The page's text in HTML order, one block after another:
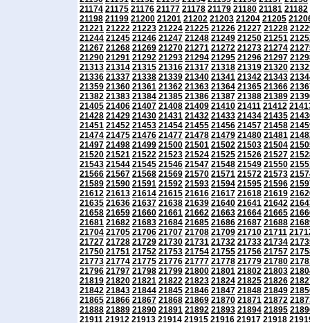
21174 21175 21176 21177 21178 21179 21180 21181 21182
21198 21199 21200 21201 21202 21203 21204 21205
21221 21222 21223 21224 21225 21226 21227 21228
21244 21245 21246 21247 21248 21249 21250 21251
21267 21268 21269 21270 21271 21272 21273 21274
21290 21291 21292 21293 21294 21295 21296 21297
21313 21314 21315 21316 21317 21318 21319 21320
21336 21337 21338 21339 21340 21341 21342 21343
21359 21360 21361 21362 21363 21364 21365 21366
21382 21383 21384 21385 21386 21387 21388 21389
21405 21406 21407 21408 21409 21410 21411 21412
21428 21429 21430 21431 21432 21433 21434 21435
21451 21452 21453 21454 21455 21456 21457 21458
21474 21475 21476 21477 21478 21479 21480 21481
21497 21498 21499 21500 21501 21502 21503 21504
21520 21521 21522 21523 21524 21525 21526 21527
21543 21544 21545 21546 21547 21548 21549 21550
21566 21567 21568 21569 21570 21571 21572 21573
21589 21590 21591 21592 21593 21594 21595 21596
21612 21613 21614 21615 21616 21617 21618 21619
21635 21636 21637 21638 21639 21640 21641 21642
21658 21659 21660 21661 21662 21663 21664 21665
21681 21682 21683 21684 21685 21686 21687 21688
21704 21705 21706 21707 21708 21709 21710 21711
21727 21728 21729 21730 21731 21732 21733 21734
21750 21751 21752 21753 21754 21755 21756 21757
21773 21774 21775 21776 21777 21778 21779 21780
21796 21797 21798 21799 21800 21801 21802 21803
21819 21820 21821 21822 21823 21824 21825 21826
21842 21843 21844 21845 21846 21847 21848 21849
21865 21866 21867 21868 21869 21870 21871 21872
21888 21889 21890 21891 21892 21893 21894 21895
21911 21912 21913 21914 21915 21916 21917 21918